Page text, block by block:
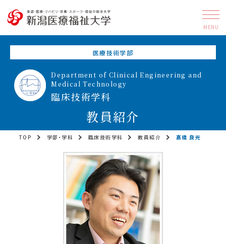
MENU
医療技術学部
Department of Clinical Engineering and
Medical Technology
臨床技術学科
教員紹介
TOP 学部・学科 臨床技術学科 教員紹介 髙橋 良光